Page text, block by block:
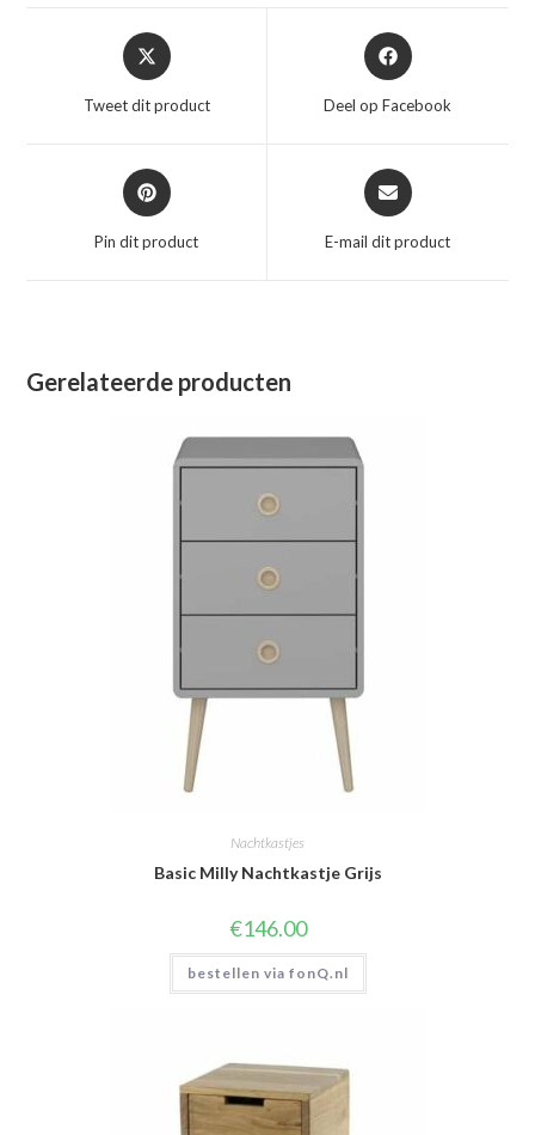
Opent
in
nieuw
Tweet dit product
Opent
in
nieuw
Deel op Facebook
Opent
in
nieuw
Pin dit product
Opent
in
nieuw
E-mail dit product
Gerelateerde producten
Nachtkastjes
Basic Milly Nachtkastje Grijs
€146.00
bestellen via fonQ.nl